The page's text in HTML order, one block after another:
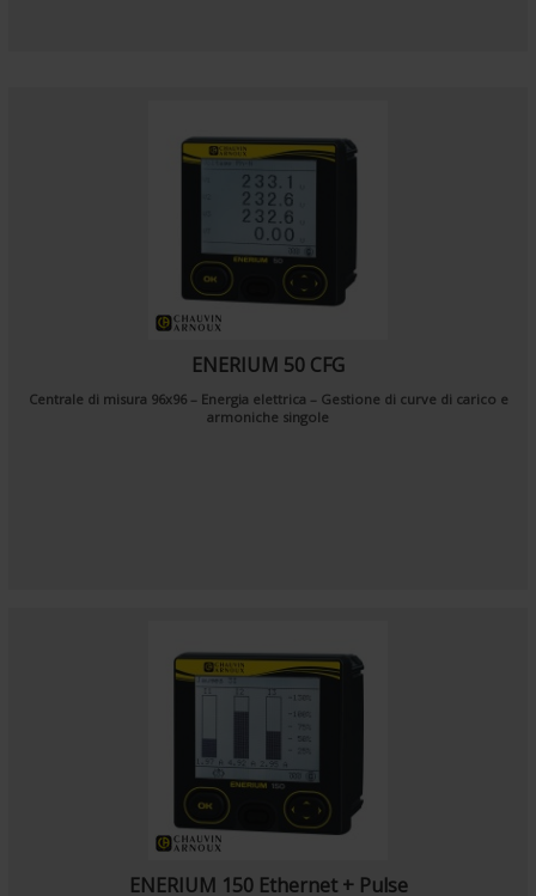
ENERIUM 50 CFG
Centrale di misura 96x96 – Energia elettrica – Gestione di curve di carico e
armoniche singole
ENERIUM 150 Ethernet + Pulse